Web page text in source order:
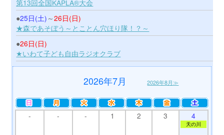
第13回全国KAPLA®大会
●25日(土) ～26日(日)
★森であそぼう～とことん穴ほり隊！？～
●26日(日)
★いわて子ども自由ラジオクラブ
2026年7月2026年8月≫
- - - 1 2 3 4
天の川